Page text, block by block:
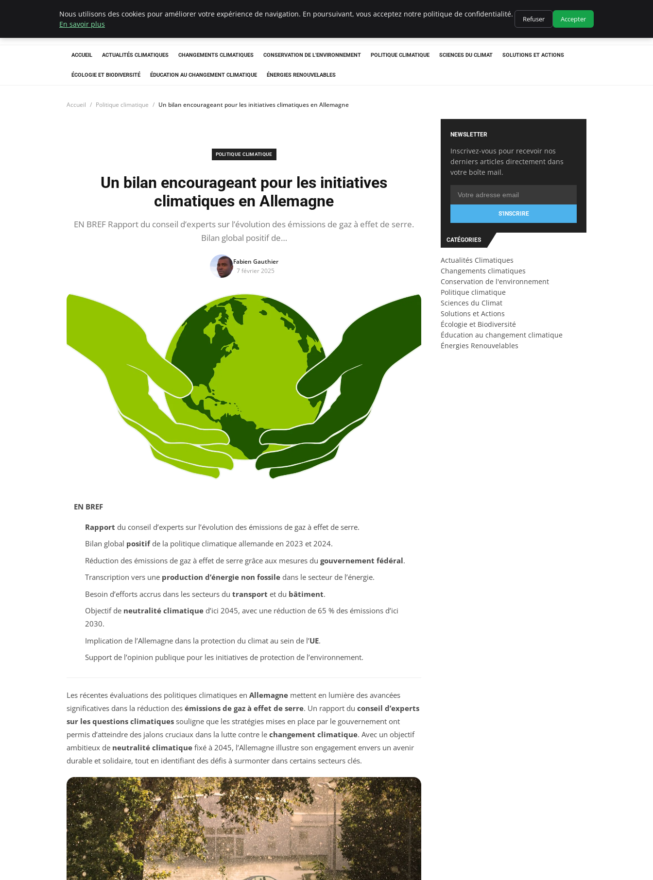
Climatedebtagents
ACCUEIL ACTUALITÉS CLIMATIQUES CHANGEMENTS CLIMATIQUES CONSERVATION DE L'ENVIRONNEMENT POLITIQUE CLIMATIQUE SCIENCES DU CLIMAT SOLUTIONS ET ACTIONS
ÉCOLOGIE ET BIODIVERSITÉ ÉDUCATION AU CHANGEMENT CLIMATIQUE ÉNERGIES RENOUVELABLES
Accueil Politique climatique Un bilan encourageant pour les initiatives climatiques en Allemagne
POLITIQUE CLIMATIQUE
Un bilan encourageant pour les initiatives
climatiques en Allemagne
EN BREF Rapport du conseil d’experts sur l’évolution des émissions de gaz à effet de serre.
Bilan global positif de…
Fabien Gauthier
7 février 2025
EN BREF
Rapport du conseil d’experts sur l’évolution des émissions de gaz à effet de serre.
Bilan global positifde la politique climatique allemande en 2023 et 2024.
Réduction des émissions de gaz à effet de serre grâce aux mesures du gouvernement fédéral.
Transcription vers une production d’énergie non fossiledans le secteur de l’énergie.
Besoin d’efforts accrus dans les secteurs du transport et du bâtiment.
Objectif de neutralité climatiqued’ici 2045, avec une réduction de 65 % des émissions d’ici
2030.
Implication de l’Allemagne dans la protection du climat au sein de l’UE.
Support de l’opinion publique pour les initiatives de protection de l’environnement.
Les récentes évaluations des politiques climatiques en Allemagne mettent en lumière des avancées
significatives dans la réduction des émissions de gaz à effet de serre. Un rapport du conseil d’experts
sur les questions climatiques souligne que les stratégies mises en place par le gouvernement ont
permis d’atteindre des jalons cruciaux dans la lutte contre le changement climatique. Avec un objectif
ambitieux de neutralité climatique fixé à 2045, l’Allemagne illustre son engagement envers un avenir
durable et solidaire, tout en identifiant des défis à surmonter dans certains secteurs clés.
NEWSLETTER
Inscrivez-vous pour recevoir nos
derniers articles directement dans
votre boîte mail.
S'INSCRIRE
CATÉGORIES
Actualités Climatiques
Changements climatiques
Conservation de l'environnement
Politique climatique
Sciences du Climat
Solutions et Actions
Écologie et Biodiversité
Éducation au changement climatique
Énergies Renouvelables
Nous utilisons des cookies pour améliorer votre expérience de navigation. En poursuivant, vous acceptez notre politique de confidentialité.
En savoir plus
Refuser Accepter